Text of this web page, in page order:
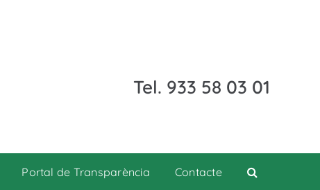
Tel. 933 58 03 01
Portal de Transparència Contacte